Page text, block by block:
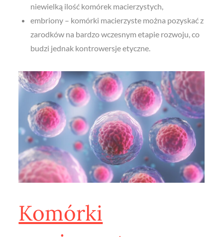
niewielką ilość komórek macierzystych,
embriony – komórki macierzyste można pozyskać z
zarodków na bardzo wczesnym etapie rozwoju, co
budzi jednak kontrowersje etyczne.
Komórki